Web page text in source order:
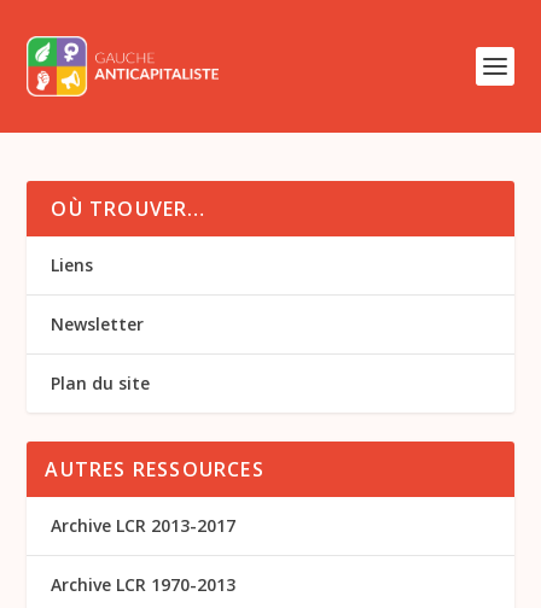
OÙ TROUVER…
Liens
Newsletter
Plan du site
AUTRES RESSOURCES
Archive LCR 2013-2017
Archive LCR 1970-2013